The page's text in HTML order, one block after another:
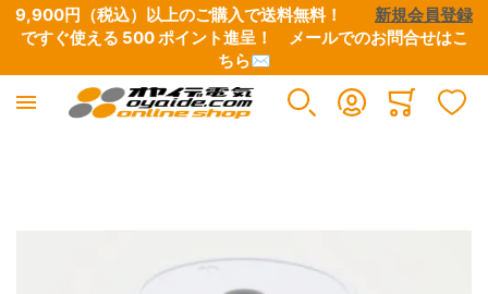
9,900円（税込）以上のご購入で送料無料！ 新規会員登録
ですぐ使える 500 ポイント進呈！ メールでのお問合せはこ
ちら✉